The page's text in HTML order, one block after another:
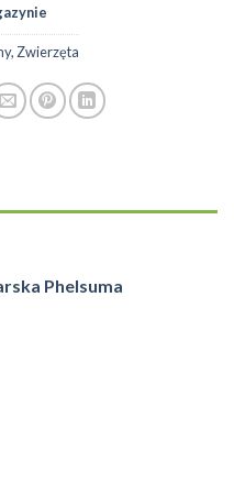
,Zwierzęta
Phelsuma